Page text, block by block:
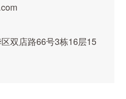
双店路66号3栋16层15